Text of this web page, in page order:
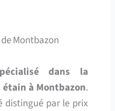
Montbazon
dans la
à Montbazon.
distingué par le prix